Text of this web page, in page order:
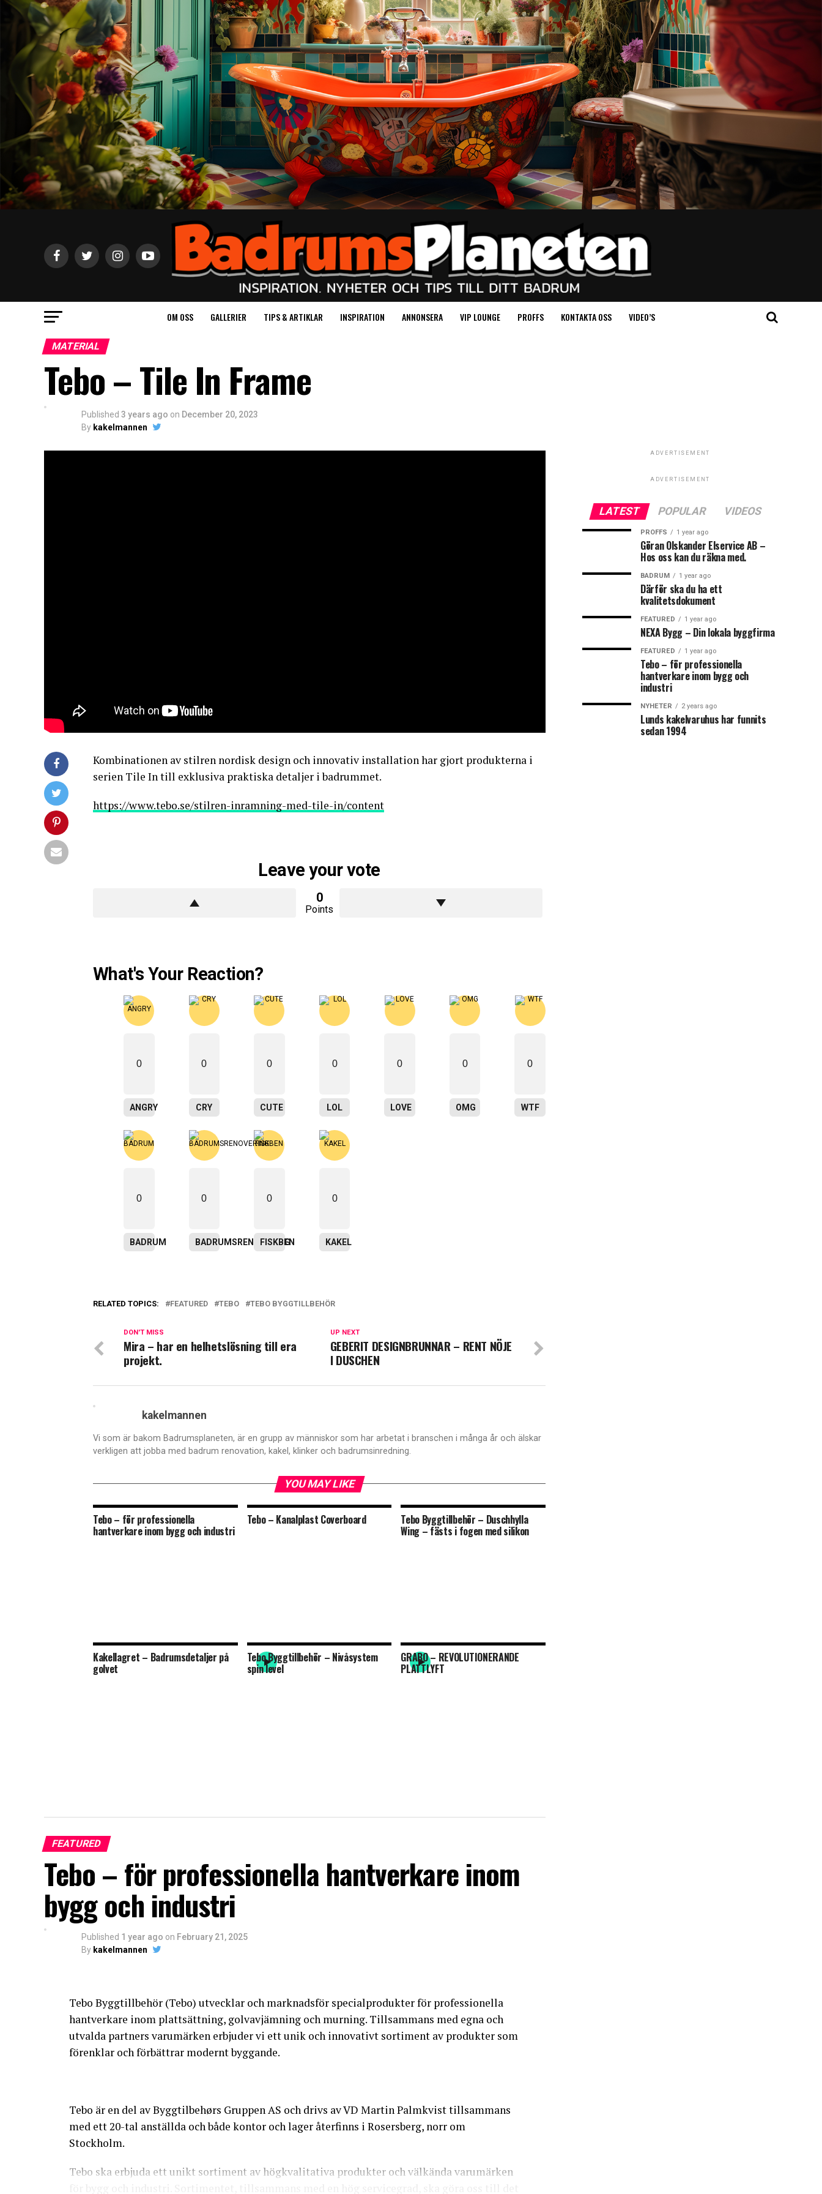
OM OSS GALLERIER TIPS & ARTIKLAR INSPIRATION ANNONSERA VIP LOUNGE PROFFS KONTAKTA OSS VIDEO’S
MATERIAL
Tebo – Tile In Frame
Published 3 years ago on December 20, 2023
By kakelmannen
Kombinationen av stilren nordisk design och innovativ installation har gjort produkterna i
serien Tile In till exklusiva praktiska detaljer i badrummet.
https://www.tebo.se/stilren-inramning-med-tile-in/content
Leave your vote
0
Points
What's Your Reaction?
0
ANGRY
0
CRY
0
CUTE
0
LOL
0
LOVE
0
OMG
0
WTF
0
BADRUM
0
BADRUMSRENOVERING
0
FISKBEN
0
KAKEL
RELATED TOPICS: FEATURED TEBO TEBO BYGGTILLBEHÖR
UP NEXT
GEBERIT DESIGNBRUNNAR – RENT NÖJE
I DUSCHEN
DON'T MISS
Mira – har en helhetslösning till era
projekt.
kakelmannen
Vi som är bakom Badrumsplaneten, är en grupp av människor som har arbetat i branschen i många år och älskar
verkligen att jobba med badrum renovation, kakel, klinker och badrumsinredning.
YOU MAY LIKE
Tebo – för professionella
hantverkare inom bygg och industri
Tebo – Kanalplast Coverboard Tebo Byggtillbehör – Duschhylla
Wing – fästs i fogen med silikon
Kakellagret – Badrumsdetaljer på
golvet
Tebo Byggtillbehör – Nivåsystem
spin level
GRABO – REVOLUTIONERANDE
PLATTLYFT
FEATURED
Tebo – för professionella hantverkare inom
bygg och industri
Published 1 year ago on February 21, 2025
By kakelmannen
Tebo Byggtillbehör (Tebo) utvecklar och marknadsför specialprodukter för professionella
hantverkare inom plattsättning, golvavjämning och murning. Tillsammans med egna och
utvalda partners varumärken erbjuder vi ett unik och innovativt sortiment av produkter som
förenklar och förbättrar modernt byggande.
Tebo är en del av Byggtilbehørs Gruppen AS och drivs av VD Martin Palmkvist tillsammans
med ett 20-tal anställda och både kontor och lager återfinns i Rosersberg, norr om
Stockholm.
Tebo ska erbjuda ett unikt sortiment av högkvalitativa produkter och välkända varumärken
ADVERTISEMENT
ADVERTISEMENT
LATEST POPULAR VIDEOS
PROFFS 1 year ago
Göran Olskander Elservice AB –
Hos oss kan du räkna med.
BADRUM 1 year ago
Därför ska du ha ett
kvalitetsdokument
FEATURED 1 year ago
NEXA Bygg – Din lokala byggfirma
FEATURED 1 year ago
Tebo – för professionella
hantverkare inom bygg och
industri
NYHETER 2 years ago
Lunds kakelvaruhus har funnits
sedan 1994